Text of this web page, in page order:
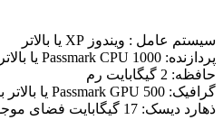
سیستم عامل : ویندوز XP یا بالاتر
پردازنده: Passmark CPU 1000 یا بالاتر
حافظه: 2 گیگابایت رم
گرافیک: Passmark GPU 500 یا بالاتر با پشتیبانی از OpenGL 3.2
ذهارد دیسک: 17 گیگابایت فضای موجود